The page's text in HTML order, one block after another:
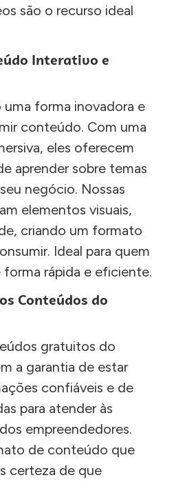
são o recurso ideal
Interativo e
uma forma inovadora e
conteúdo. Com uma
eles oferecem
aprender sobre temas
negócio. Nossas
elementos visuais,
criando um formato
Ideal para quem
rápida e eficiente.
Conteúdos do
gratuitos do
a garantia de estar
confiáveis e de
para atender às
empreendedores.
de conteúdo que
certeza de que